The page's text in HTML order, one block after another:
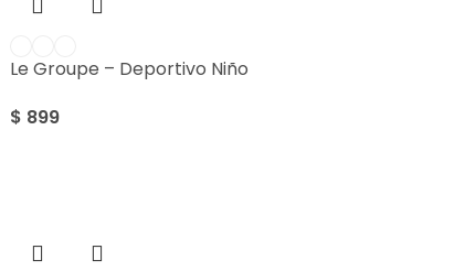
Le Groupe – Deportivo Niño
$ 899